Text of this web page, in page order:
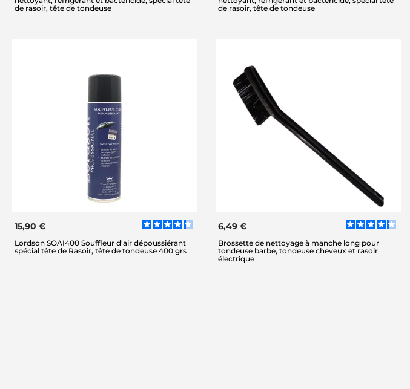
de rasoir, tête de tondeuse
de rasoir, tête de tondeuse
15,90 €
Lordson SOAI400 Souffleur d'air dépoussiérant
spécial tête de Rasoir, tête de tondeuse 400 grs
6,49 €
Brossette de nettoyage à manche long pour
tondeuse barbe, tondeuse cheveux et rasoir
électrique